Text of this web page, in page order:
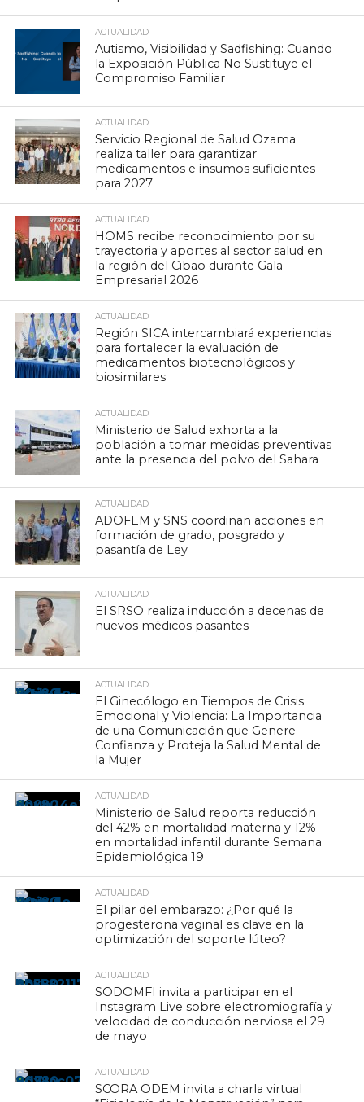
ACTUALIDAD
Autismo, Visibilidad y Sadfishing: Cuando
la Exposición Pública No Sustituye el
Compromiso Familiar
ACTUALIDAD
Servicio Regional de Salud Ozama
realiza taller para garantizar
medicamentos e insumos suficientes
para 2027
ACTUALIDAD
HOMS recibe reconocimiento por su
trayectoria y aportes al sector salud en
la región del Cibao durante Gala
Empresarial 2026
ACTUALIDAD
Región SICA intercambiará experiencias
para fortalecer la evaluación de
medicamentos biotecnológicos y
biosimilares
ACTUALIDAD
Ministerio de Salud exhorta a la
población a tomar medidas preventivas
ante la presencia del polvo del Sahara
ACTUALIDAD
ADOFEM y SNS coordinan acciones en
formación de grado, posgrado y
pasantía de Ley
ACTUALIDAD
El SRSO realiza inducción a decenas de
nuevos médicos pasantes
ACTUALIDAD
El Ginecólogo en Tiempos de Crisis
Emocional y Violencia: La Importancia
de una Comunicación que Genere
Confianza y Proteja la Salud Mental de
la Mujer
ACTUALIDAD
Ministerio de Salud reporta reducción
del 42% en mortalidad materna y 12%
en mortalidad infantil durante Semana
Epidemiológica 19
ACTUALIDAD
El pilar del embarazo: ¿Por qué la
progesterona vaginal es clave en la
optimización del soporte lúteo?
ACTUALIDAD
SODOMFI invita a participar en el
Instagram Live sobre electromiografía y
velocidad de conducción nerviosa el 29
de mayo
ACTUALIDAD
SCORA ODEM invita a charla virtual